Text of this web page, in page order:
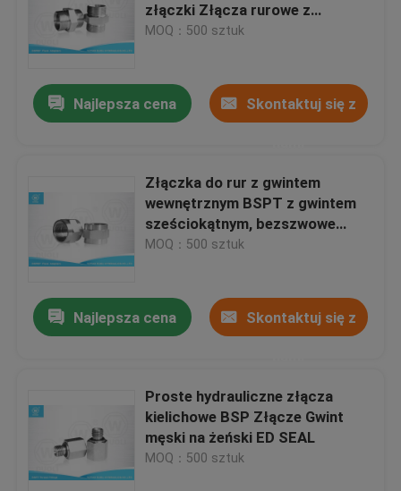
Produkty
O nas
złączki Złącza rurowe z
uszczelnieniem 60°
MOQ：500 sztuk
Najlepsza cena Skontaktuj się z
Złączka do rur z gwintem
wewnętrznym BSPT z gwintem
sześciokątnym, bezszwowe
złączki hydrauliczne do rur
MOQ：500 sztuk
Najlepsza cena Skontaktuj się z
Proste hydrauliczne złącza
kielichowe BSP Złącze Gwint
męski na żeński ED SEAL
MOQ：500 sztuk